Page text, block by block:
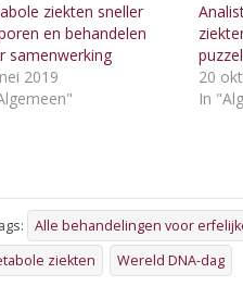
ziekten sneller
en behandelen
samenwerking
2019
20
In
Alle behandelingen voor
ziekten
Wereld DNA-dag